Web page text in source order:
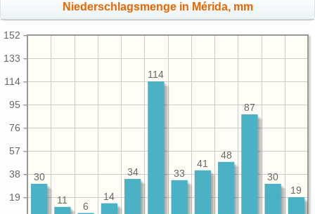
Niederschlagsmenge in Mérida, mm
19
38
57
76
95
114
133
152
19
30
87
48
41
33
114
34
14
6
11
30